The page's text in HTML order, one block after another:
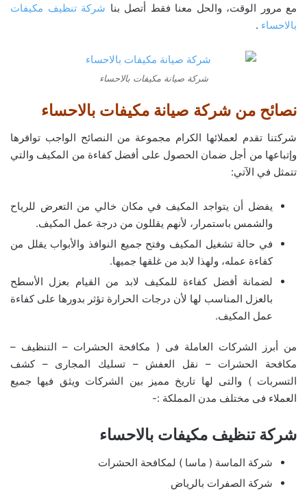
مع مرور الوقت، والحل معنا فقط أتصل بنا شركة تنظيف مكيفات
بالاحساء .
شركة صيانة مكيفات بالاحساء
نصائح من شركة صيانة مكيفات بالاحساء
شركتنا تقدم لعملائها الكرام مجموعة من النصائح الواجب توافرها
وإتباعها من أجل ضمان الحصول على أفضل كفاءة من المكيف والتي
تتمثل في الآتي:
يفضل أن يتواجد المكيف في مكان خالي من التعرض للرياح
والشمس باستمرار، لأنهم يقللون من درجة عمل المكيف.
في حالة تشغيل المكيف وفتح جميع النوافذ والأبواب يقلل من
كفاءة عمله، ولهذا لابد من غلقها جميها.
لضمانة أفضل كفاءة للمكيف لابد من القيام بعزل الأسطح
بالعزل المناسب لها لأن درجات الحرارة تؤثر بدورها على كفاءة
عمل المكيف.
من أبرز الشركات العاملة فى ( مكافحة الحشرات – التنظيف –
مكافحة الحشرات – نقل العفش – تسليك المجارى – كشف
التسربات ) والتى لها تاريخ مميز بين الشركات ويثق فيها جميع
العملاء فى مختلف مدن المملكة :-
شركة تنظيف مكيفات بالاحساء
شركة الماسة ( ماسا ) لمكافحة الحشرات
شركة الصفرات بالرياض